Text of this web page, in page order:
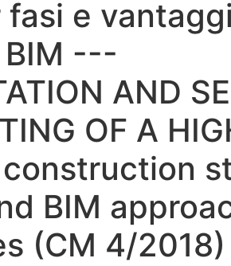
e
---
AND
OF A
construction
BIM
(CM 4/2018)